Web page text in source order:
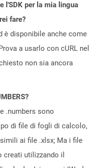
l'SDK per la mia lingua
fare?
è disponibile anche come
a usarlo con cURL nel
non sia ancora
.numbers sono
di file di fogli di calcolo,
ai file .xlsx; Ma i file
creati utilizzando il